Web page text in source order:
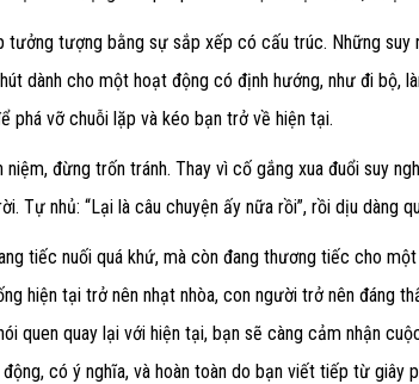
tưởng tượng bằng sự sắp xếp có cấu trúc. Những suy
dành cho một hoạt động có định hướng, như đi bộ,
phá vỡ chuỗi lặp và kéo bạn trở về hiện tại.
niệm, đừng trốn tránh. Thay vì cố gắng xua đuổi suy
Tự nhủ: “Lại là câu chuyện ấy nữa rồi”, rồi dịu dàng
tiếc nuối quá khứ, mà còn đang thương tiếc cho
hiện tại trở nên nhạt nhòa, con người trở nên đáng
quen quay lại với hiện tại, bạn sẽ càng cảm nhận
có ý nghĩa, và hoàn toàn do bạn viết tiếp từ giây